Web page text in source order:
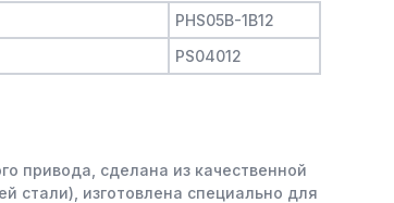
PHS05B-1B12
PS04012
привода, сделана из качественной
стали), изготовлена специально для